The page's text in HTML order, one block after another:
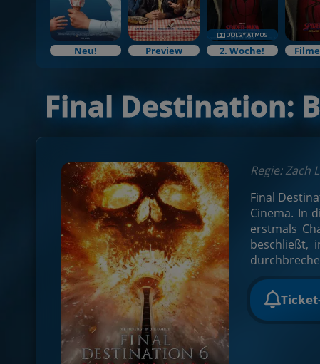
Neu! Preview 2. Woche!
Final Destination:
Regie: Zach
Final
Cinema. In
erstmals
beschließt,